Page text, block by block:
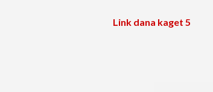
Link dana kaget 5